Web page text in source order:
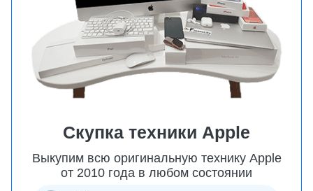
Скупка техники Аpple
Выкупим всю оригинальную технику Apple
от 2010 года в любом состоянии